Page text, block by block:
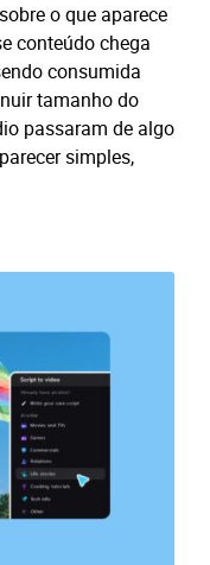
o que aparece
conteúdo chega
consumida
tamanho do
passaram de algo
simples,